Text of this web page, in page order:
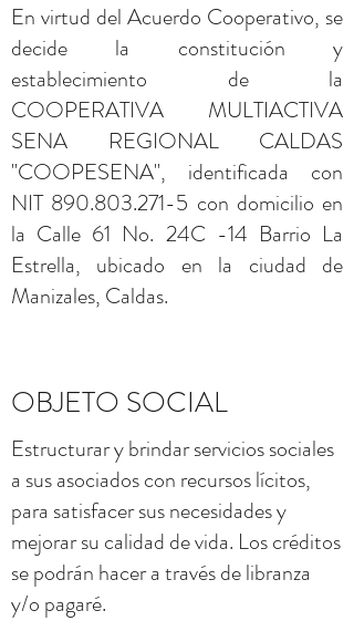
En virtud del Acuerdo Cooperativo, se
decide la constitución y
establecimiento de la
COOPERATIVA MULTIACTIVA
SENA REGIONAL CALDAS
"COOPESENA", identificada con
NIT 890.803.271-5 con domicilio en
la Calle 61 No. 24C -14 Barrio La
Estrella, ubicado en la ciudad de
Manizales, Caldas.
OBJETO SOCIAL
Estructurar y brindar servicios sociales
a sus asociados con recursos lícitos,
para satisfacer sus necesidades y
mejorar su calidad de vida. Los créditos
se podrán hacer a través de libranza
y/o pagaré.